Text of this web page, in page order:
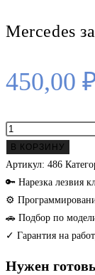
Mercedes
450,00
Количество
товара
Mercedes
заготовка
ключа
(
HU64
В КОРЗИНУ
Артикул: 486
🔑 Нарезка лезвия
⚙
🚗 Подбор по
✓ Гарантия на
Нужен